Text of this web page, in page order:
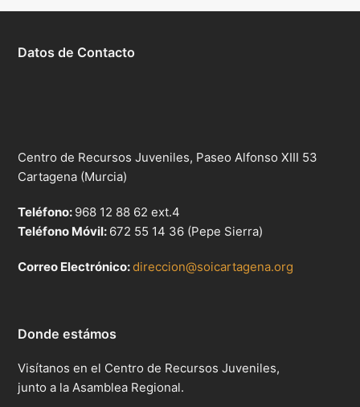
Datos de Contacto
Centro de Recursos Juveniles, Paseo Alfonso XIII 53
Cartagena (Murcia)
Teléfono: 968 12 88 62 ext.4
Teléfono Móvil: 672 55 14 36 (Pepe Sierra)
Correo Electrónico:direccion@soicartagena.org
Donde estámos
Visítanos en el Centro de Recursos Juveniles,
junto a la Asamblea Regional.